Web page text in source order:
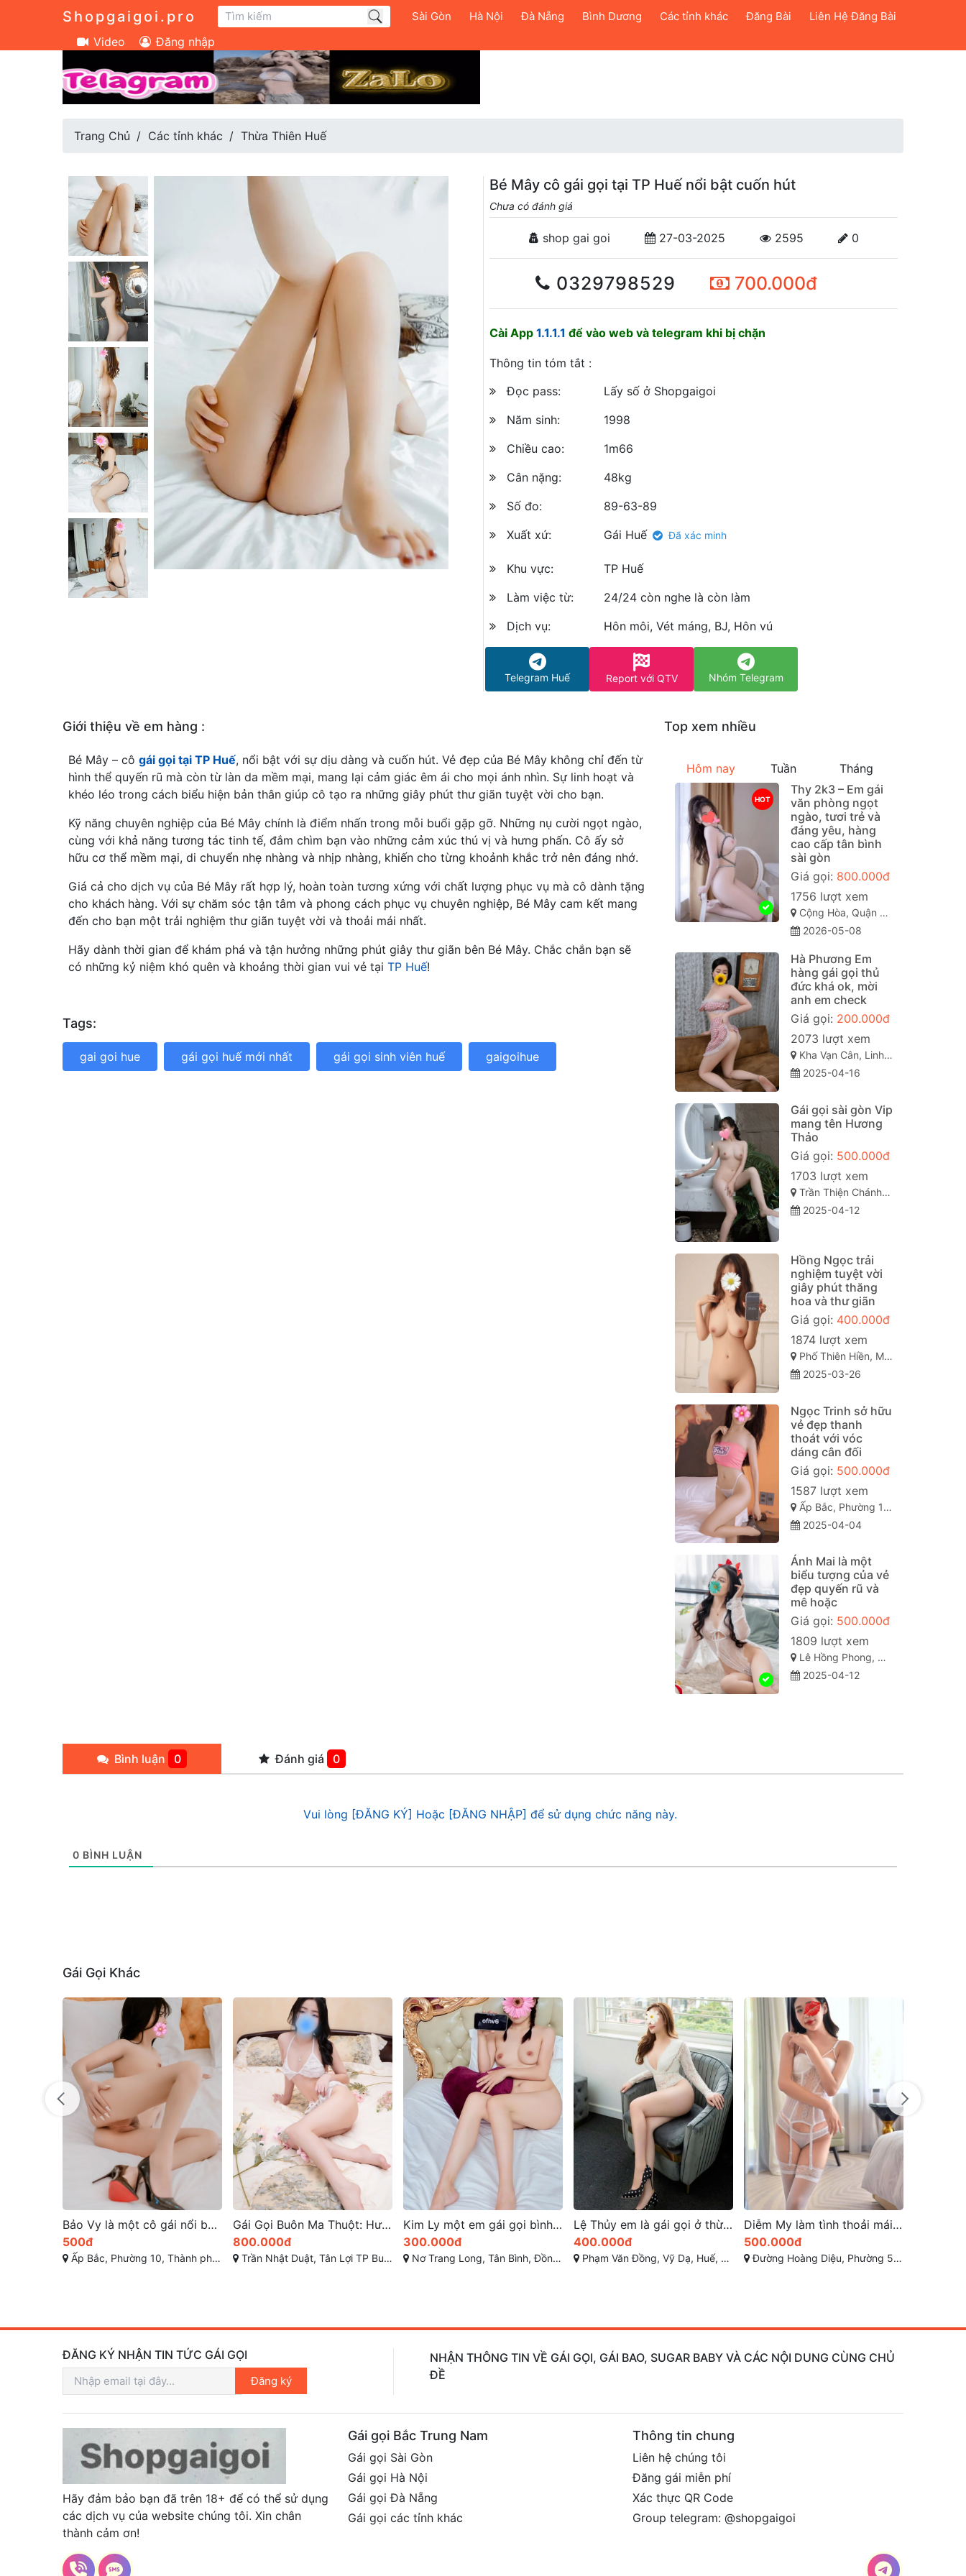
Shopgaigoi.pro Sài Gòn Hà Nội Đà Nẵng Bình Dương Các tỉnh khác Đăng Bài Liên Hệ Đăng Bài
Video Đăng nhập
Trang Chủ Các tỉnh khác Thừa Thiên Huế
Bé Mây cô gái gọi tại TP Huế nổi bật cuốn hút
Chưa có đánh giá
shop gai goi 27-03-2025 2595 0
0329798529 700.000đ
Cài App 1.1.1.1 để vào web và telegram khi bị chặn
Thông tin tóm tắt :
Đọc pass:
Lấy số ở Shopgaigoi
Năm sinh:
1998
Chiều cao:
1m66
Cân nặng:
48kg
Số đo:
89-63-89
Xuất xứ:
Gái Huế Đã xác minh
Khu vực:
TP Huế
Làm việc từ:
24/24 còn nghe là còn làm
Dịch vụ:
Hôn môi, Vét máng, BJ, Hôn vú
Telegram Huế Report với QTV Nhóm Telegram
Giới thiệu về em hàng :
Bé Mây – cô gái gọi tại TP Huế, nổi bật với sự dịu dàng và cuốn hút. Vẻ đẹp của Bé Mây không chỉ đến từ
hình thể quyến rũ mà còn từ làn da mềm mại, mang lại cảm giác êm ái cho mọi ánh nhìn. Sự linh hoạt và
khéo léo trong cách biểu hiện bản thân giúp cô tạo ra những giây phút thư giãn tuyệt vời cho bạn.
Kỹ năng chuyên nghiệp của Bé Mây chính là điểm nhấn trong mỗi buổi gặp gỡ. Những nụ cười ngọt ngào,
cùng với khả năng tương tác tinh tế, đắm chìm bạn vào những cảm xúc thú vị và hưng phấn. Cô ấy sở
hữu cơ thể mềm mại, di chuyển nhẹ nhàng và nhịp nhàng, khiến cho từng khoảnh khắc trở nên đáng nhớ.
Giá cả cho dịch vụ của Bé Mây rất hợp lý, hoàn toàn tương xứng với chất lượng phục vụ mà cô dành tặng
cho khách hàng. Với sự chăm sóc tận tâm và phong cách phục vụ chuyên nghiệp, Bé Mây cam kết mang
đến cho bạn một trải nghiệm thư giãn tuyệt vời và thoải mái nhất.
Hãy dành thời gian để khám phá và tận hưởng những phút giây thư giãn bên Bé Mây. Chắc chắn bạn sẽ
có những kỷ niệm khó quên và khoảng thời gian vui vẻ tại TP Huế!
Tags:
gai goi hue gái gọi huế mới nhất gái gọi sinh viên huế gaigoihue
Top xem nhiều
Hôm nay Tuần Tháng
HOT
Thy 2k3 – Em gái
văn phòng ngọt
ngào, tươi trẻ và
đáng yêu, hàng
cao cấp tân bình
sài gòn
Giá gọi: 800.000đ
1756 lượt xem
Cộng Hòa, Quận Tân Bình Sài Gòn ( TP. Hồ Chí Minh )
2026-05-08
Hà Phương Em
hàng gái gọi thủ
đức khá ok, mời
anh em check
Giá gọi: 200.000đ
2073 lượt xem
Kha Vạn Cân, Linh Đông, Thủ Đức, Hồ Chí Minh
2025-04-16
Gái gọi sài gòn Vip
mang tên Hương
Thảo
Giá gọi: 500.000đ
1703 lượt xem
Trần Thiện Chánh, Phường 12 (Quận 10), Quận 10 sài gòn
2025-04-12
Hồng Ngọc trải
nghiệm tuyệt vời
giây phút thăng
hoa và thư giãn
Giá gọi: 400.000đ
1874 lượt xem
Phố Thiên Hiền, Mỹ Đình 2, Từ Liêm, Hà Nội, Việt Nam
2025-03-26
Ngọc Trinh sở hữu
vẻ đẹp thanh
thoát với vóc
dáng cân đối
Giá gọi: 500.000đ
1587 lượt xem
Ấp Bắc, Phường 10, Thành phố Mỹ Tho, Tiền Giang
2025-04-04
Ánh Mai là một
biểu tượng của vẻ
đẹp quyến rũ và
mê hoặc
Giá gọi: 500.000đ
1809 lượt xem
Lê Hồng Phong, Quận 10, Thành phố Hồ Chí Minh
2025-04-12
Bình luận 0 Đánh giá 0
Vui lòng [ĐĂNG KÝ] Hoặc [ĐĂNG NHẬP] để sử dụng chức năng này.
0 BÌNH LUẬN
Gái Gọi Khác
Gái Gọi Buôn Ma Thuột: Hướng Dẫn Toàn Diện Năm 2025
800.000đ
Trần Nhật Duật, Tân Lợi TP Buôn Ma Thuột, Đắk Lắk
Kim Ly một em gái gọi bình phước xinh đẹp và dễ thương
300.000đ
Nơ Trang Long, Tân Bình, Đồng Xoài, Bình Phước
Lệ Thủy em là gái gọi ở thừa thiên huế (hàng mới)
400.000đ
Phạm Văn Đồng, Vỹ Dạ, Huế, Thừa Thiên Huế
Diễm My làm tình thoải mái phục vụ tận tình
500.000đ
Đường Hoàng Diệu, Phường 5, Thành phố Đà Lạt, Lâm Đồng
Đã xác thực
Suri-Mỹ nhân gợi tình em gái rất dâm rất xinh
1.000.000đ
Chương Dương-Nguyễn Văn Cừ-TP quy Nhơn Bình Định
ĐĂNG KÝ NHẬN TIN TỨC GÁI GỌI
Đăng ký
NHẬN THÔNG TIN VỀ GÁI GỌI, GÁI BAO, SUGAR BABY VÀ CÁC NỘI DUNG CÙNG CHỦ
ĐỀ
Hãy đảm bảo bạn đã trên 18+ để có thể sử dụng
các dịch vụ của website chúng tôi. Xin chân
thành cảm ơn!
Gái gọi Bắc Trung Nam
Gái gọi Sài Gòn
Gái gọi Hà Nội
Gái gọi Đà Nẵng
Gái gọi các tỉnh khác
Thông tin chung
Liên hệ chúng tôi
Đăng gái miễn phí
Xác thực QR Code
Group telegram: @shopgaigoi